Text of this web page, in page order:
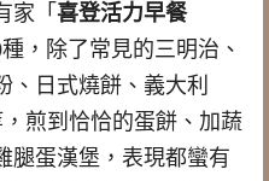
家「 喜登活力早餐
，除了常見的三明治、
、日式燒餅、義大利
煎到恰恰的蛋餅、加蔬
腿蛋漢堡，表現都蠻有